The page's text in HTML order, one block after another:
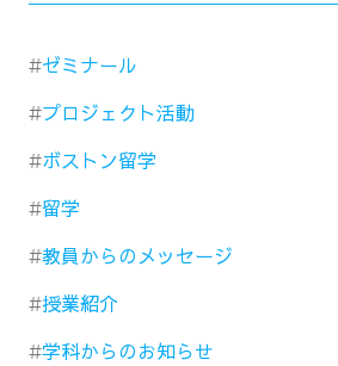
ゼミナール
プロジェクト活動
ボストン留学
留学
教員からのメッセージ
授業紹介
学科からのお知らせ